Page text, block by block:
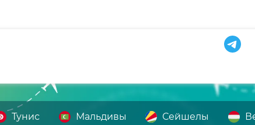
Тунис Мальдивы Сейшелы